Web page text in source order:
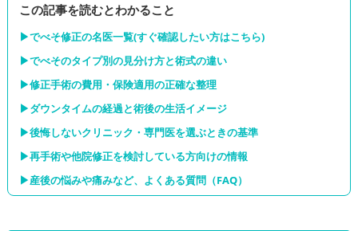
この記事を読むとわかること
▶︎でべそ修正の名医一覧(すぐ確認したい方はこちら)
▶︎でべそのタイプ別の見分け方と術式の違い
▶︎修正手術の費用・保険適用の正確な整理
▶︎ダウンタイムの経過と術後の生活イメージ
▶︎後悔しないクリニック・専門医を選ぶときの基準
▶︎再手術や他院修正を検討している方向けの情報
▶︎産後の悩みや痛みなど、よくある質問（FAQ）